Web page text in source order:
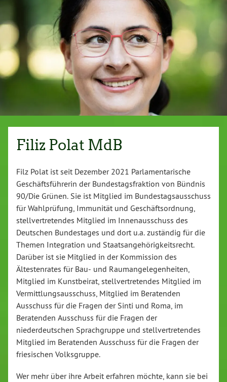
Filiz Polat MdB
Filz Polat ist seit Dezember 2021 Parlamentarische
Geschäftsführerin der Bundestagsfraktion von Bündnis
90/Die Grünen. Sie ist Mitglied im Bundestagsausschuss
für Wahlprüfung, Immunität und Geschäftsordnung,
stellvertretendes Mitglied im Innenausschuss des
Deutschen Bundestages und dort u.a. zuständig für die
Themen Integration und Staatsangehörigkeitsrecht.
Darüber ist sie Mitglied in der Kommission des
Ältestenrates für Bau- und Raumangelegenheiten,
Mitglied im Kunstbeirat, stellvertretendes Mitglied im
Vermittlungsausschuss, Mitglied im Beratenden
Ausschuss für die Fragen der Sinti und Roma, im
Beratenden Ausschuss für die Fragen der
niederdeutschen Sprachgruppe und stellvertretendes
Mitglied im Beratenden Ausschuss für die Fragen der
friesischen Volksgruppe.
Wer mehr über ihre Arbeit erfahren möchte, kann sie bei